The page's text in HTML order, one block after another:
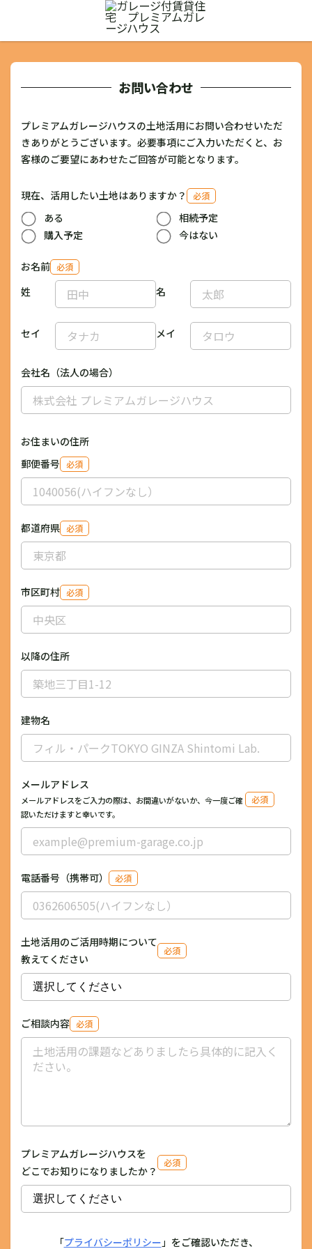
お問い合わせ
プレミアムガレージハウスの土地活用にお問い合わせいただ
きありがとうございます。必要事項にご入力いただくと、お
客様のご要望にあわせたご回答が可能となります。
必須
現在、活用したい土地はありますか？
ある
相続予定
購入予定
今はない
必須
お名前
姓
名
セイ メイ
会社名（法人の場合）
お住まいの住所
必須
郵便番号
必須
都道府県
必須
市区町村
以降の住所
建物名
必須
メールアドレス
メールアドレスをご入力の際は、お間違いがないか、今一度ご確
認いただけますと幸いです。
必須
電話番号（携帯可）
必須
土地活用のご活用時期について
教えてください
必須
ご相談内容
必須
プレミアムガレージハウスを
どこでお知りになりましたか？
「プライバシーポリシー」をご確認いただき、